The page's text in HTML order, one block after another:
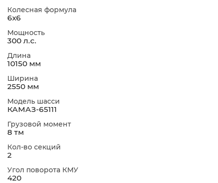
Колесная формула
6х6
Мощность
300 л.с.
Длина
10150 мм
Ширина
2550 мм
Модель шасси
КАМАЗ-65111
Грузовой момент
8 тм
Кол-во секций
2
Угол поворота КМУ
420